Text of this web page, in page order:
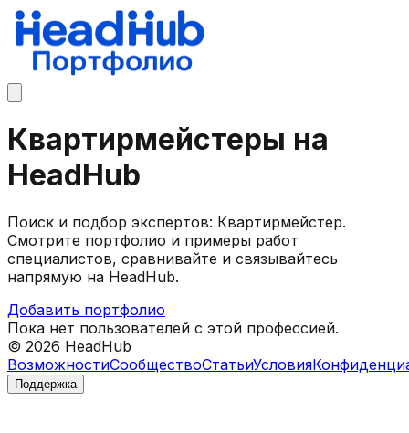
Квартирмейстеры на
HeadHub
Поиск и подбор экспертов: Квартирмейстер.
Смотрите портфолио и примеры работ
специалистов, сравнивайте и связывайтесь
напрямую на HeadHub.
Добавить портфолио
Пока нет пользователей с этой профессией.
© 2026 HeadHub
ВозможностиСообществоСтатьиУсловия
Поддержка